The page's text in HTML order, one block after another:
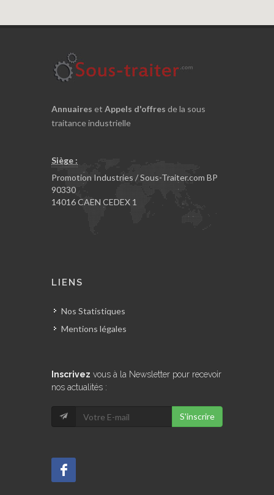
Annuaires et Appels d'offres de la sous
traitance industrielle
Siège :
Promotion Industries / Sous-Traiter.com BP
90330
14016 CAEN CEDEX 1
LIENS
Nos Statistiques
Mentions légales
Inscrivez vous à la Newsletter pour recevoir
nos actualités :
S'inscrire